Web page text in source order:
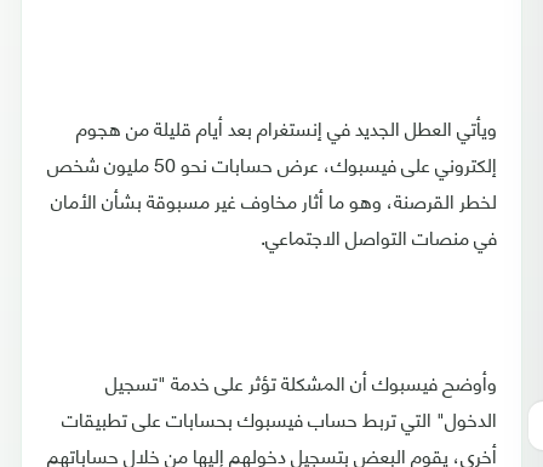
ويأتي العطل الجديد في إنستغرام بعد أيام قليلة من هجوم
إلكتروني على فيسبوك، عرض حسابات نحو 50 مليون شخص
لخطر القرصنة، وهو ما أثار مخاوف غير مسبوقة بشأن الأمان
في منصات التواصل الاجتماعي.
وأوضح فيسبوك أن المشكلة تؤثر على خدمة "تسجيل
الدخول" التي تربط حساب فيسبوك بحسابات على تطبيقات
أخرى، يقوم البعض بتسجيل دخولهم إليها من خلال حساباتهم